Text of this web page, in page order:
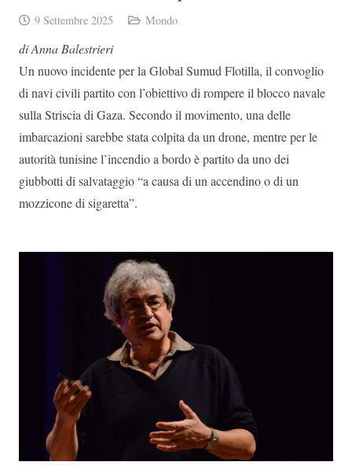
9 Settembre 2025 Mondo
di Anna Balestrieri
Un nuovo incidente per la Global Sumud Flotilla, il convoglio
di navi civili partito con l’obiettivo di rompere il blocco navale
sulla Striscia di Gaza. Secondo il movimento, una delle
imbarcazioni sarebbe stata colpita da un drone, mentre per le
autorità tunisine l’incendio a bordo è partito da uno dei
giubbotti di salvataggio “a causa di un accendino o di un
mozzicone di sigaretta”.